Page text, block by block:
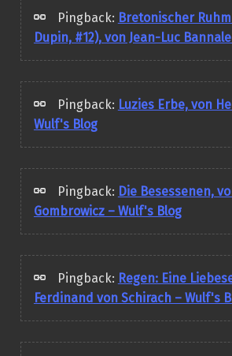
Pingback: Bretonischer
Dupin, #12), von Jean-Luc
Pingback: Luzies Erbe, von
Wulf's Blog
Pingback: Die Besessenen,
Gombrowicz – Wulf's Blog
Pingback: Regen: Eine
Ferdinand von Schirach – Wulf's